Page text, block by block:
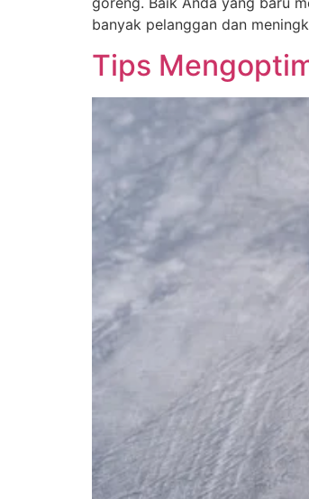
banyak pelanggan dan
Tips